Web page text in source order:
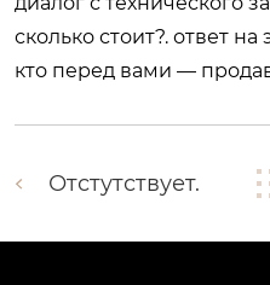
сколько стоит?. ответ
кто перед вами —
Отстутствует.